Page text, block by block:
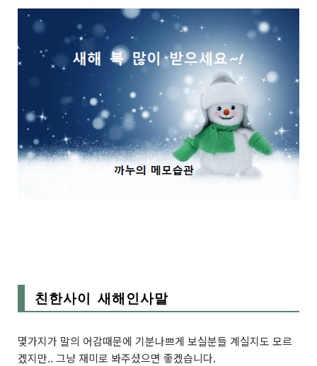
친한사이 새해인사말
몇가지가 말의 어감때문에 기분나쁘게 보실분들 계실지도 모르
겠지만.. 그냥 재미로 봐주셨으면 좋겠습니다.